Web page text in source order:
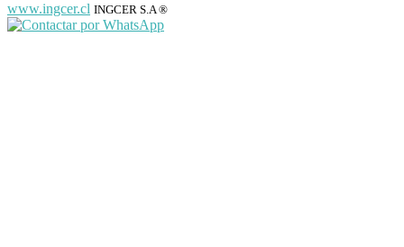
www.ingcer.cl INGCER S.A ®